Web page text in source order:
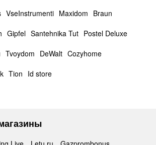
VseInstrumenti Maxidom Braun
Gipfel Santehnika Tut Postel Deluxe
Tvoydom DeWalt Cozyhome
Tion Id store